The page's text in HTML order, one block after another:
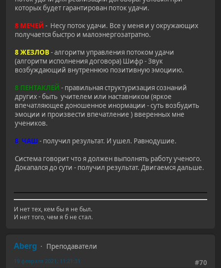
которых будет гарантирован поток удачи.
8 МЕЧЕЙ - Несу поток удачи. Все у меня и у окружающих
получается быстро и малоэнергозатратно.
8 ЖЕЗЛОВ- алгоритм управления потоком удачи
(алгоритм исполнения договора) Шифр - Звук
возбуждающий внутреннюю позитивную эмоциию.
8 ПЕНТАКЛЕЙ - правильная структуризация сознаний
других - быть учителем или наставником (яркое
впечатляющее доношенное инормации - суть возбудить
эмоции и произвести впечатление ) вверенных мне
учеников.
8 ЧАШ- получил результат. И ушел. Равнодушие.
Система говорит что я должен выполнять работу ученого.
Докапался до сути - получил результат. Двигаемся дальше.
И нет тех, кем бы я не был.
И нет того, чем я б не стал.
Aberg
Преподаватели
#70
19 февраля 2021, 11:21:31